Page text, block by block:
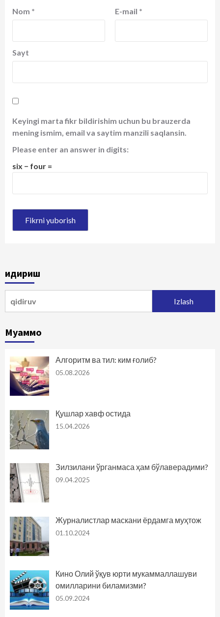
Nom * E-mail *
Sayt
Keyingi marta fikr bildirishim uchun bu brauzerda
mening ismim, email va saytim manzili saqlansin.
Please enter an answer in digits:
six − four =
Қидириш
Муаммо
Алгоритм ва тил: ким ғолиб?
05.08.2026
Қушлар хавф остида
15.04.2026
Зилзилани ўрганмаса ҳам бўлаверадими?
09.04.2025
Журналистлар маскани ёрдамга муҳтож
01.10.2024
Кино Олий ўқув юрти мукаммаллашуви
омилларини биламизми?
05.09.2024